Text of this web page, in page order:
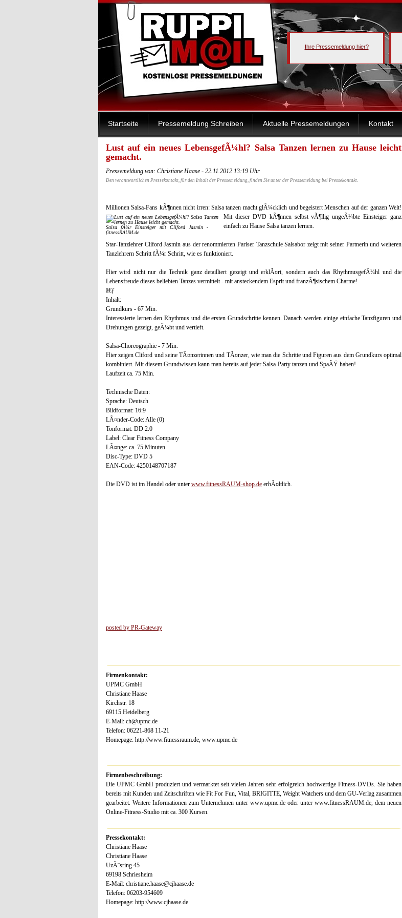
Ihre Pressemeldung hier?
Startseite Pressemeldung Schreiben Aktuelle Pressemeldungen Kontakt
Lust auf ein neues LebensgefÃ¼hl? Salsa Tanzen lernen zu Hause leicht
gemacht.
Pressemeldung von: Christiane Haase - 22.11.2012 13:19 Uhr
Den verantwortlichen Pressekontakt, für den Inhalt der Pressemeldung, finden Sie unter der Pressemeldung bei Pressekontakt.
Millionen Salsa-Fans kÃ¶nnen nicht irren: Salsa tanzen macht glÃ¼cklich und begeistert Menschen auf der ganzen Welt!
Salsa fÃ¼r Einsteiger mit Cliford Jasmin -
fitnessRAUM.de
Mit dieser DVD kÃ¶nnen selbst vÃ¶llig ungeÃ¼bte Einsteiger ganz
einfach zu Hause Salsa tanzen lernen.
Star-Tanzlehrer Cliford Jasmin aus der renommierten Pariser Tanzschule Salsabor zeigt mit seiner Partnerin und weiteren
Tanzlehrern Schritt fÃ¼r Schritt, wie es funktioniert.
Hier wird nicht nur die Technik ganz detailliert gezeigt und erklÃ¤rt, sondern auch das RhythmusgefÃ¼hl und die
Lebensfreude dieses beliebten Tanzes vermittelt - mit ansteckendem Esprit und franzÃ¶sischem Charme!
â€ƒ
Inhalt:
Grundkurs - 67 Min.
Interessierte lernen den Rhythmus und die ersten Grundschritte kennen. Danach werden einige einfache Tanzfiguren und
Drehungen gezeigt, geÃ¼bt und vertieft.
Salsa-Choreographie - 7 Min.
Hier zeigen Cliford und seine TÃ¤nzerinnen und TÃ¤nzer, wie man die Schritte und Figuren aus dem Grundkurs optimal
kombiniert. Mit diesem Grundwissen kann man bereits auf jeder Salsa-Party tanzen und SpaÃŸ haben!
Laufzeit ca. 75 Min.
Technische Daten:
Sprache: Deutsch
Bildformat: 16:9
LÃ¤nder-Code: Alle (0)
Tonformat: DD 2.0
Label: Clear Fitness Company
LÃ¤nge: ca. 75 Minuten
Disc-Type: DVD 5
EAN-Code: 4250148707187
Die DVD ist im Handel oder unter www.fitnessRAUM-shop.de erhÃ¤ltlich.
posted by PR-Gateway
Firmenkontakt:
UPMC GmbH
Christiane Haase
Kirchstr. 18
69115 Heidelberg
E-Mail: ch@upmc.de
Telefon: 06221-868 11-21
Homepage: http://www.fitnessraum.de, www.upmc.de
Firmenbeschreibung:
Die UPMC GmbH produziert und vermarktet seit vielen Jahren sehr erfolgreich hochwertige Fitness-DVDs. Sie haben
bereits mit Kunden und Zeitschriften wie Fit For Fun, Vital, BRIGITTE, Weight Watchers und dem GU-Verlag zusammen
gearbeitet. Weitere Informationen zum Unternehmen unter www.upmc.de oder unter www.fitnessRAUM.de, dem neuen
Online-Fitness-Studio mit ca. 300 Kursen.
Pressekontakt:
Christiane Haase
Christiane Haase
UzÃ¨sring 45
69198 Schriesheim
E-Mail: christiane.haase@cjhaase.de
Telefon: 06203-954609
Homepage: http://www.cjhaase.de